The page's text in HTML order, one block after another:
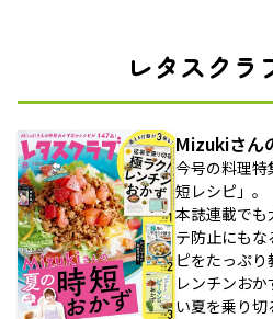
レタスクラ
Mizukiさん
今号の料理
短レシピ」。
本誌連載で
テ防止にも
ピをたっぷ
レンチンお
い夏を乗り切